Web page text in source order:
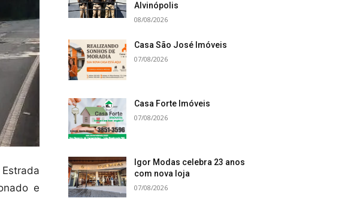
e
Alvinópolis
08/08/2026
Casa São José Imóveis
07/08/2026
Casa Forte Imóveis
07/08/2026
Igor Modas celebra 23 anos
com nova loja
07/08/2026